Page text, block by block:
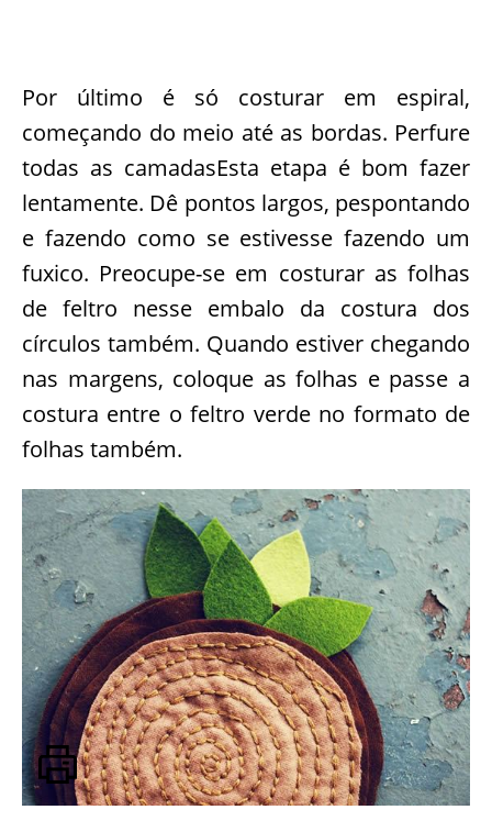
Por último é só costurar em espiral,
começando do meio até as bordas. Perfure
todas as camadasEsta etapa é bom fazer
lentamente. Dê pontos largos, pespontando
e fazendo como se estivesse fazendo um
fuxico. Preocupe-se em costurar as folhas
de feltro nesse embalo da costura dos
círculos também. Quando estiver chegando
nas margens, coloque as folhas e passe a
costura entre o feltro verde no formato de
folhas também.